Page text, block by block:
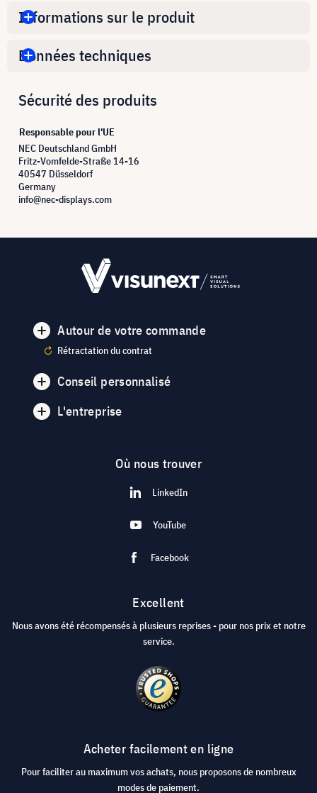
Informations sur le produit
Données techniques
Sécurité des produits
Responsable pour l'UE
NEC Deutschland GmbH
Fritz-Vomfelde-Straße 14-16
40547 Düsseldorf
Germany
info@nec-displays.com
Autour de votre commande
Rétractation du contrat
Conseil personnalisé
L'entreprise
Où nous trouver
LinkedIn
YouTube
Facebook
Excellent
Nous avons été récompensés à plusieurs reprises - pour nos prix et notre
service.
Acheter facilement en ligne
Pour faciliter au maximum vos achats, nous proposons de nombreux
modes de paiement.